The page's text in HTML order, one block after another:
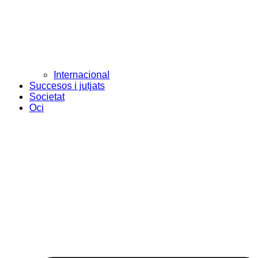
Internacional
Succesos i jutjats
Societat
Oci